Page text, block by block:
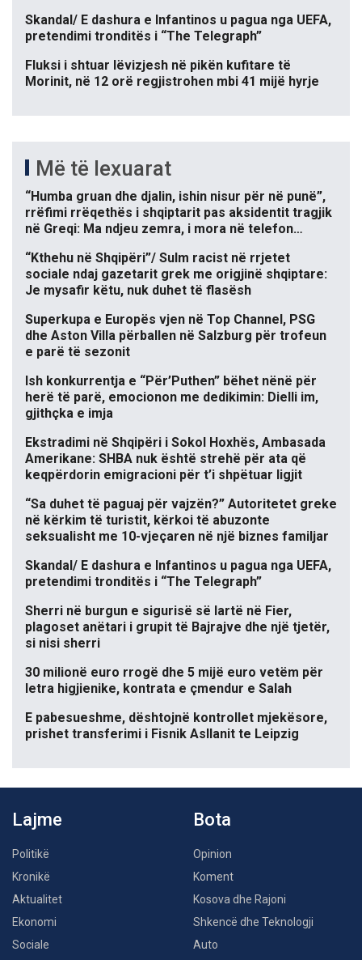
Skandal/ E dashura e Infantinos u pagua nga UEFA,
pretendimi tronditës i “The Telegraph”
Fluksi i shtuar lëvizjesh në pikën kufitare të
Morinit, në 12 orë regjistrohen mbi 41 mijë hyrje
Më të lexuarat
“Humba gruan dhe djalin, ishin nisur për në punë”,
rrëfimi rrëqethës i shqiptarit pas aksidentit tragjik
në Greqi: Ma ndjeu zemra, i mora në telefon…
“Kthehu në Shqipëri”/ Sulm racist në rrjetet
sociale ndaj gazetarit grek me origjinë shqiptare:
Je mysafir këtu, nuk duhet të flasësh
Superkupa e Europës vjen në Top Channel, PSG
dhe Aston Villa përballen në Salzburg për trofeun
e parë të sezonit
Ish konkurrentja e “Për’Puthen” bëhet nënë për
herë të parë, emocionon me dedikimin: Dielli im,
gjithçka e imja
Ekstradimi në Shqipëri i Sokol Hoxhës, Ambasada
Amerikane: SHBA nuk është strehë për ata që
keqpërdorin emigracioni për t’i shpëtuar ligjit
“Sa duhet të paguaj për vajzën?” Autoritetet greke
në kërkim të turistit, kërkoi të abuzonte
seksualisht me 10-vjeçaren në një biznes familjar
Skandal/ E dashura e Infantinos u pagua nga UEFA,
pretendimi tronditës i “The Telegraph”
Sherri në burgun e sigurisë së lartë në Fier,
plagoset anëtari i grupit të Bajrajve dhe një tjetër,
si nisi sherri
30 milionë euro rrogë dhe 5 mijë euro vetëm për
letra higjienike, kontrata e çmendur e Salah
E pabesueshme, dështojnë kontrollet mjekësore,
prishet transferimi i Fisnik Asllanit te Leipzig
Lajme
Politikë
Kronikë
Aktualitet
Ekonomi
Sociale
Bota
Opinion
Koment
Kosova dhe Rajoni
Shkencë dhe Teknologji
Auto